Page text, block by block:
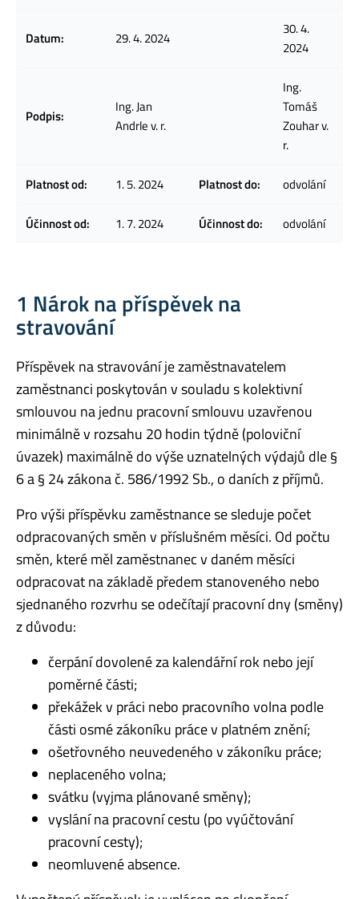
Datum: 29. 4. 2024
30. 4.
2024
Podpis:
Ing. Jan
Andrle v. r.
Ing.
Tomáš
Zouhar v.
r.
Platnost od: 1. 5. 2024 Platnost do: odvolání
Účinnost od: 1. 7. 2024 Účinnost do: odvolání
1 Nárok na příspěvek na
stravování
Příspěvek na stravování je zaměstnavatelem
zaměstnanci poskytován v souladu s kolektivní
smlouvou na jednu pracovní smlouvu uzavřenou
minimálně v rozsahu 20 hodin týdně (poloviční
úvazek) maximálně do výše uznatelných výdajů dle §
6 a § 24 zákona č. 586/1992 Sb., o daních z příjmů.
Pro výši příspěvku zaměstnance se sleduje počet
odpracovaných směn v příslušném měsíci. Od počtu
směn, které měl zaměstnanec v daném měsíci
odpracovat na základě předem stanoveného nebo
sjednaného rozvrhu se odečítají pracovní dny (směny)
z důvodu:
čerpání dovolené za kalendářní rok nebo její
poměrné části;
překážek v práci nebo pracovního volna podle
části osmé zákoníku práce v platném znění;
ošetřovného neuvedeného v zákoníku práce;
neplaceného volna;
svátku (vyjma plánované směny);
vyslání na pracovní cestu (po vyúčtování
pracovní cesty);
neomluvené absence.